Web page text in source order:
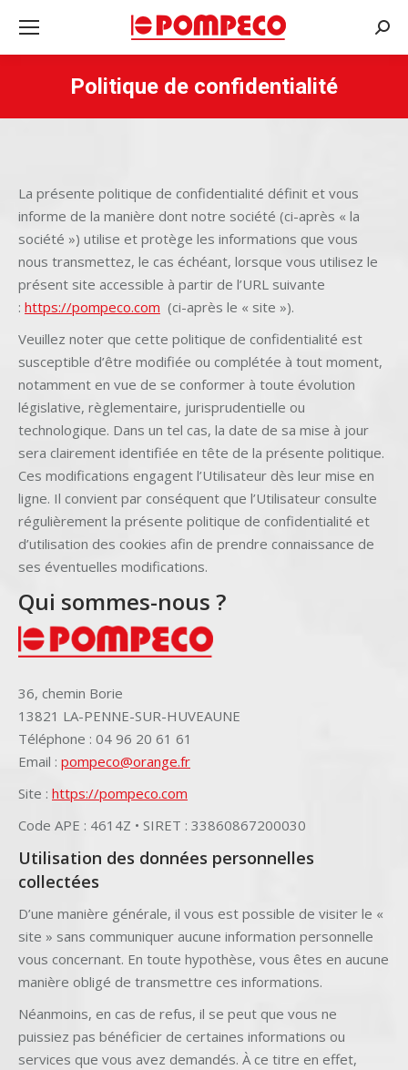
:
Politique de confidentialité
La présente politique de confidentialité définit et vous
informe de la manière dont notre société (ci-après « la
société ») utilise et protège les informations que vous
nous transmettez, le cas échéant, lorsque vous utilisez le
présent site accessible à partir de l’URL suivante
: https://pompeco.com (ci-après le « site »).
Veuillez noter que cette politique de confidentialité est
susceptible d’être modifiée ou complétée à tout moment,
notamment en vue de se conformer à toute évolution
législative, règlementaire, jurisprudentielle ou
technologique. Dans un tel cas, la date de sa mise à jour
sera clairement identifiée en tête de la présente politique.
Ces modifications engagent l’Utilisateur dès leur mise en
ligne. Il convient par conséquent que l’Utilisateur consulte
régulièrement la présente politique de confidentialité et
d’utilisation des cookies afin de prendre connaissance de
ses éventuelles modifications.
Qui sommes-nous ?
36, chemin Borie
13821 LA-PENNE-SUR-HUVEAUNE
Téléphone : 04 96 20 61 61
Email : pompeco@orange.fr
Site : https://pompeco.com
Code APE : 4614Z • SIRET : 33860867200030
Utilisation des données personnelles
collectées
D’une manière générale, il vous est possible de visiter le «
site » sans communiquer aucune information personnelle
vous concernant. En toute hypothèse, vous êtes en aucune
manière obligé de transmettre ces informations.
Néanmoins, en cas de refus, il se peut que vous ne
puissiez pas bénéficier de certaines informations ou
services que vous avez demandés. À ce titre en effet,